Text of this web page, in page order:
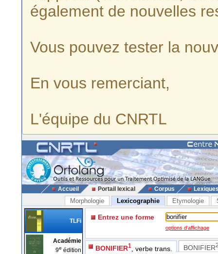
également de nouvelles
Vous pouvez tester la
En vous remerciant,
L'équipe du CNRTL
Accueil Portail lexical Corpus
Morphologie Lexicographie Etymologie
TLFi
Académie
9e édition
Entrez une forme
options d'affichage
BONIFIER1 , verbe trans. BONIFIER